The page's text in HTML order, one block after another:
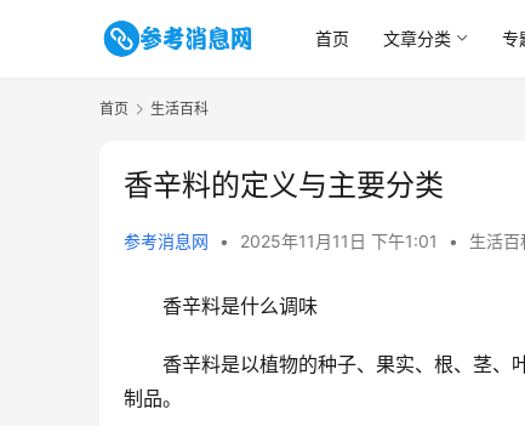
首页 文章分类 专
首页 生活百科
香辛料的定义与主要分类
参考消息网 • 2025年11月11日 下午1:01 • 生活百
香辛料是什么调味
香辛料是以植物的种子、果实、根、茎、
制品。